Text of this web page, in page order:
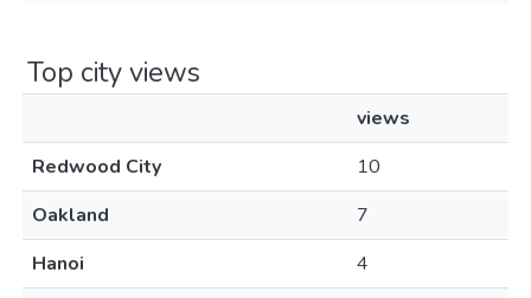
Top city views
views
Redwood City
10
Oakland
7
Hanoi
4